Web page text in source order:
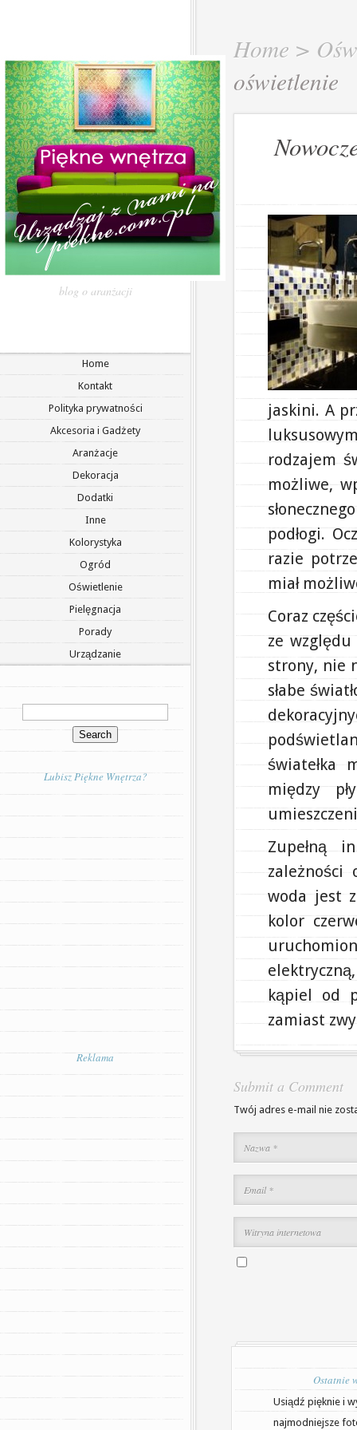
blog o aranżacji
Home
Kontakt
Polityka prywatności
Akcesoria i Gadżety
Aranżacje
Dekoracja
Dodatki
Inne
Kolorystyka
Ogród
Oświetlenie
Pielęgnacja
Porady
Urządzanie
Lubisz Piękne Wnętrza?
Reklama
Home >
oświetlenie
jaskini. A
rodzajem
możliwe,
podłogi.
razie
miał
Coraz
ze
strony, nie
słabe
światełka
między
Zupełną
woda jest
kolor
kąpiel od
zamiast
Submit a Comment
Twój adres e-mail nie
Ostatnie
Usiądź pięknie i
najmodniejsze